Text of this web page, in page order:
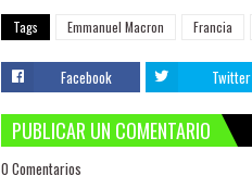
Tags Emmanuel Macron Francia
Facebook Twitter
PUBLICAR UN COMENTARIO
0 Comentarios